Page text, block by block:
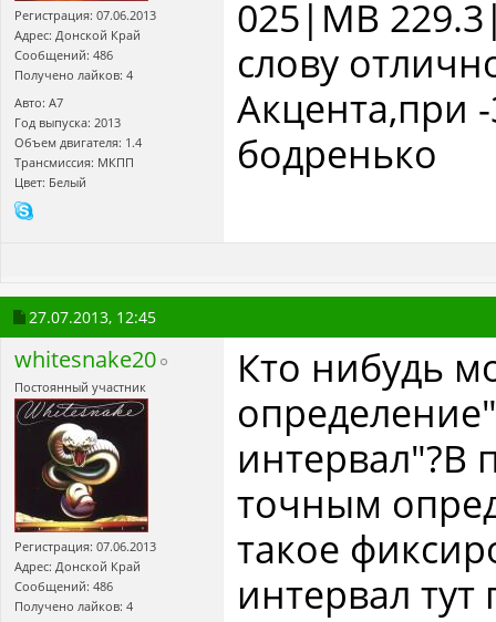
Регистрация: 07.06.2013
Адрес: Донской Край
Сообщений: 486
Получено лайков: 4
Авто: A7
Год выпуска: 2013
Объем двигателя: 1.4
Трансмиссия: МКПП
Цвет: Белый
025|MB
слову
Акцента,при
бодренько
27.07.2013, 12:45
whitesnake20
Постоянный участник
Регистрация: 07.06.2013
Адрес: Донской Край
Сообщений: 486
Получено лайков: 4
Кто нибудь
интервал"?В
точным
такое
интервал